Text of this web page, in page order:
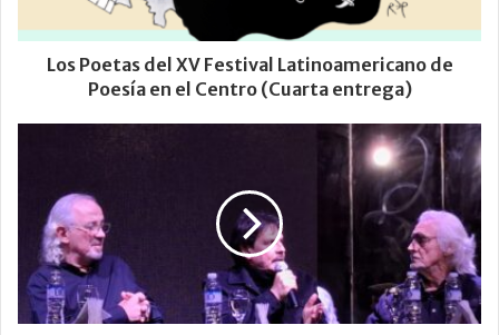
Los Poetas del XV Festival Latinoamericano de
Poesía en el Centro (Cuarta entrega)